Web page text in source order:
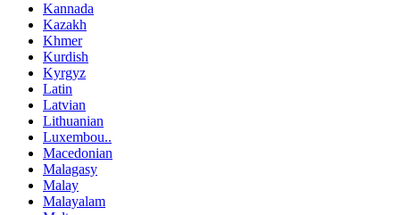
Kannada
Kazakh
Khmer
Kurdish
Kyrgyz
Latin
Latvian
Lithuanian
Luxembou..
Macedonian
Malagasy
Malay
Malayalam